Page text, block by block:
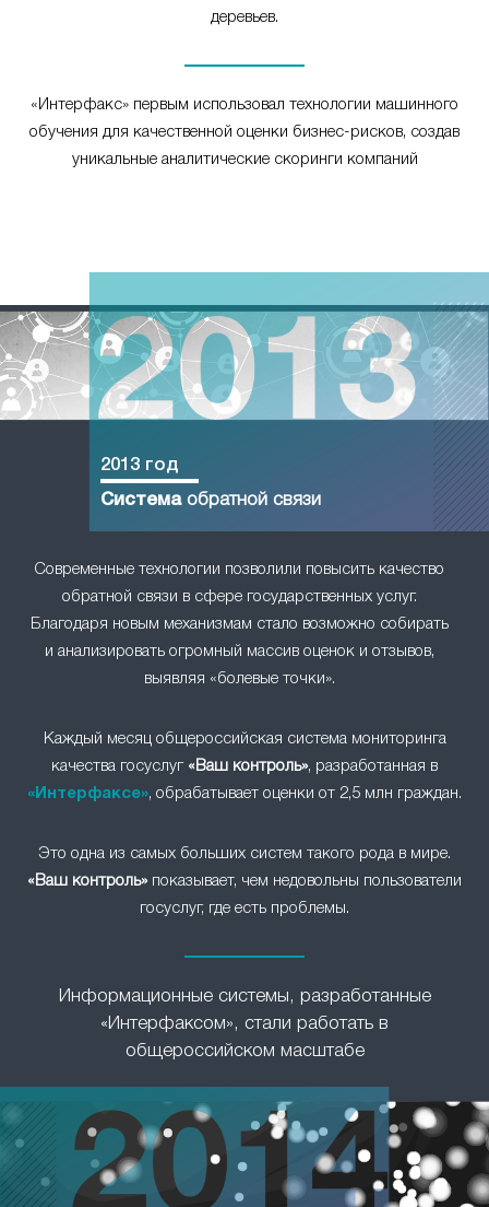
деревьев.
«Интерфакс» первым использовал технологии машинного
обучения для качественной оценки бизнес-рисков, создав
уникальные аналитические скоринги компаний
Современные технологии позволили повысить качество
обратной связи в сфере государственных услуг.
Благодаря новым механизмам стало возможно собирать
и анализировать огромный массив оценок и отзывов,
выявляя «болевые точки».
2013 год
Системаобратной связи
Каждый месяц общероссийская система мониторинга
качества госуслуг «Ваш контроль», разработанная в
«Интерфаксе», обрабатывает оценки от 2,5 млн граждан.
Это одна из самых больших систем такого рода в мире.
«Ваш контроль»показывает, чем недовольны пользователи
госуслуг, где есть проблемы.
Информационные системы, разработанные
«Интерфаксом», стали работать в
общероссийском масштабе